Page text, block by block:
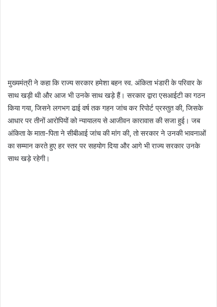
मुख्यमंत्री ने कहा कि राज्य सरकार हमेशा बहन स्व. अंकिता भंडारी के परिवार के
साथ खड़ी थी और आज भी उनके साथ खड़े हैं। सरकार द्वारा एसआईटी का गठन
किया गया, जिसने लगभग ढाई वर्ष तक गहन जांच कर रिपोर्ट प्रस्तुत की, जिसके
आधार पर तीनों आरोपियों को न्यायालय से आजीवन कारावास की सजा हुई। जब
अंकिता के माता-पिता ने सीबीआई जांच की मांग की, तो सरकार ने उनकी भावनाओं
का सम्मान करते हुए हर स्तर पर सहयोग दिया और आगे भी राज्य सरकार उनके
साथ खड़े रहेगी।